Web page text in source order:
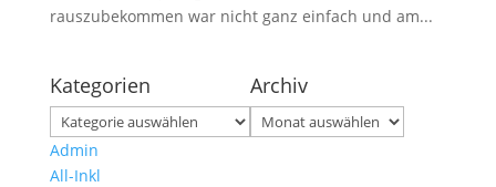
rauszubekommen war nicht ganz einfach und am...
Kategorien
Kategorien
Archiv
Archiv
Admin
All-Inkl